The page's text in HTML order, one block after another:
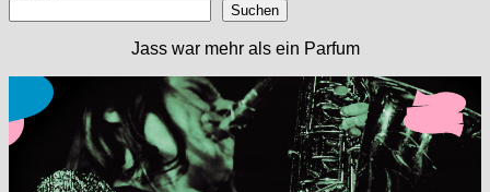
Suchen
Jass war mehr als ein Parfum